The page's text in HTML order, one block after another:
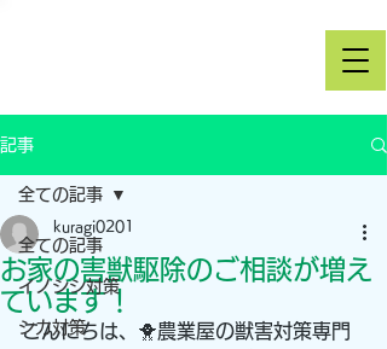
記事
全ての記事
イノシシ対策
シカ対策
全ての記事
お家の害獣駆除のご相談が増え
ています！
kuragi0201
こんにちは、🐥農業屋の獣害対策専門